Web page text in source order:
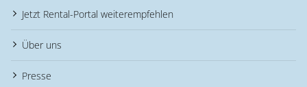
Jetzt Rental-Portal weiterempfehlen
Über uns
Presse